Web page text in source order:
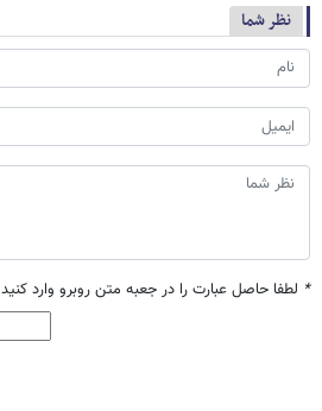
نظر شما
* لطفا حاصل عبارت را در جعبه متن روبرو وارد کنید